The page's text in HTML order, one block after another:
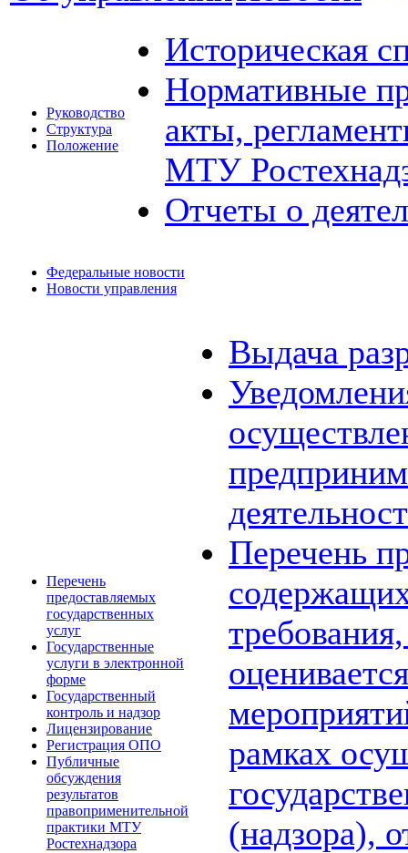
Руководство
Структура
Положение
Историческая
Нормативные
акты,
МТУ
Отчеты о
Федеральные новости
Новости управления
Перечень
предоставляемых
государственных
услуг
Государственные
услуги в электронной
форме
Государственный
контроль и надзор
Лицензирование
Регистрация ОПО
Публичные
обсуждения
результатов
правоприменительной
практики МТУ
Ростехнадзора
Выдача
Перечень
рамках
(надзора),